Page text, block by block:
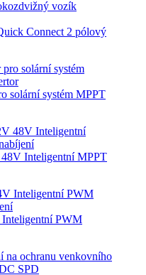
Connect 2 pólový
solární systém MPPT
Inteligentní MPPT
PWM